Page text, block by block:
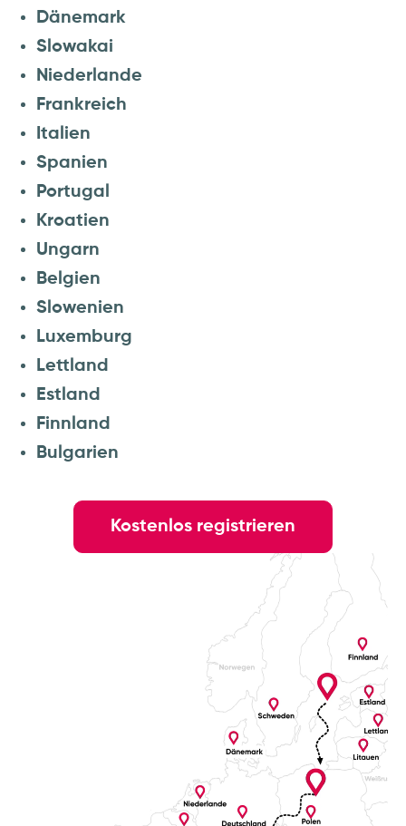
Dänemark
Slowakai
Niederlande
Frankreich
Italien
Spanien
Portugal
Kroatien
Ungarn
Belgien
Slowenien
Luxemburg
Lettland
Estland
Finnland
Bulgarien
Kostenlos registrieren